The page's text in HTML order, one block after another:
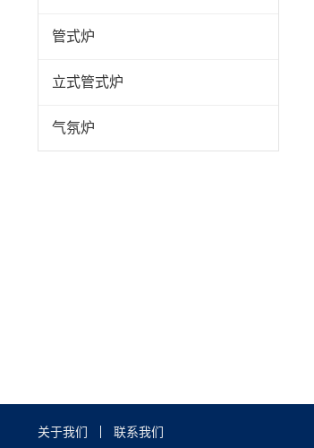
管式炉
立式管式炉
气氛炉
关于我们 联系我们